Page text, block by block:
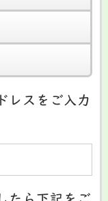
レスをご入力